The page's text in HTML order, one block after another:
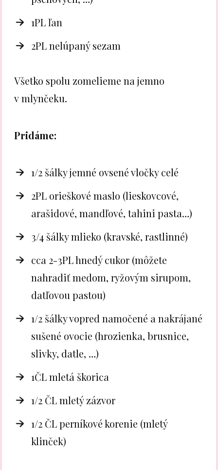
1PL ľan
2PL nelúpaný sezam
Všetko spolu zomelieme na jemno
v mlynčeku.
Pridáme:
1/2 šálky jemné ovsené vločky celé
2PL orieškové maslo (lieskovcové,
arašidové, mandľové, tahini pasta…)
3/4 šálky mlieko (kravské, rastlinné)
cca 2-3PL hnedý cukor (môžete
nahradiť medom, ryžovým sirupom,
datľovou pastou)
1/2 šálky vopred namočené a nakrájané
sušené ovocie (hrozienka, brusnice,
slivky, datle, …)
1ČL mletá škorica
1/2 ČL mletý zázvor
1/2 ČL perníkové korenie (mletý
klinček)